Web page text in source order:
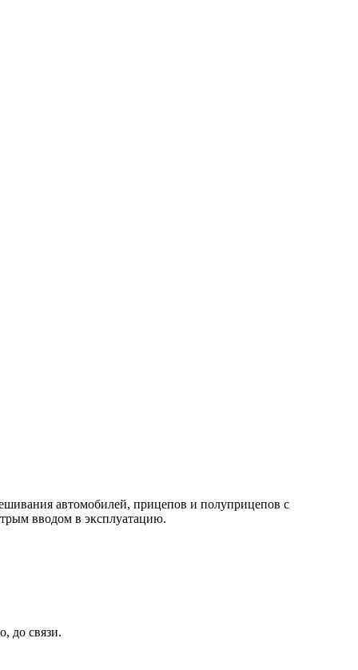
автомобилей, прицепов и полуприцепов с
вводом в эксплуатацию.
до связи.